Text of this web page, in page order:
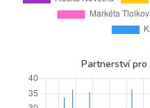
Partnerství pro